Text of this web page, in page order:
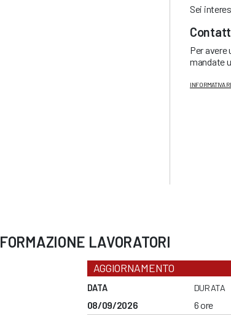
Sei
Per
mandate
INFORMATIVA
FORMAZIONE LAVORATORI
AGGIORNAMENTO
DATA DURATA
08/09/2026 6 ore